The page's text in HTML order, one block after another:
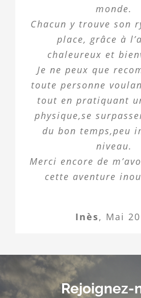
monde.
Chacun y trouve son
place, grâce à
chaleureux et
Je ne peux que
toute personne
tout en pratiquant
physique,se
du bon temps,peu
niveau.
Merci encore de
cette aventure
Inès, Mai
Rejoignez-